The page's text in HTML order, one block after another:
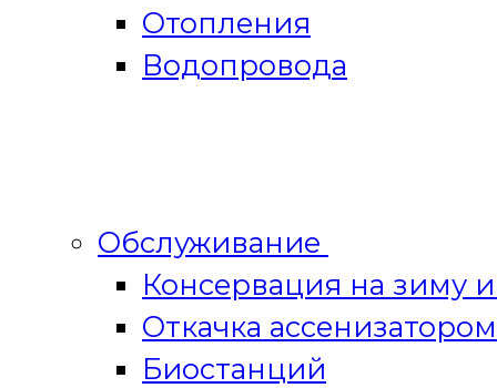
Отопления
Водопровода
Обслуживание
Консервация на зиму
Откачка
Биостанций